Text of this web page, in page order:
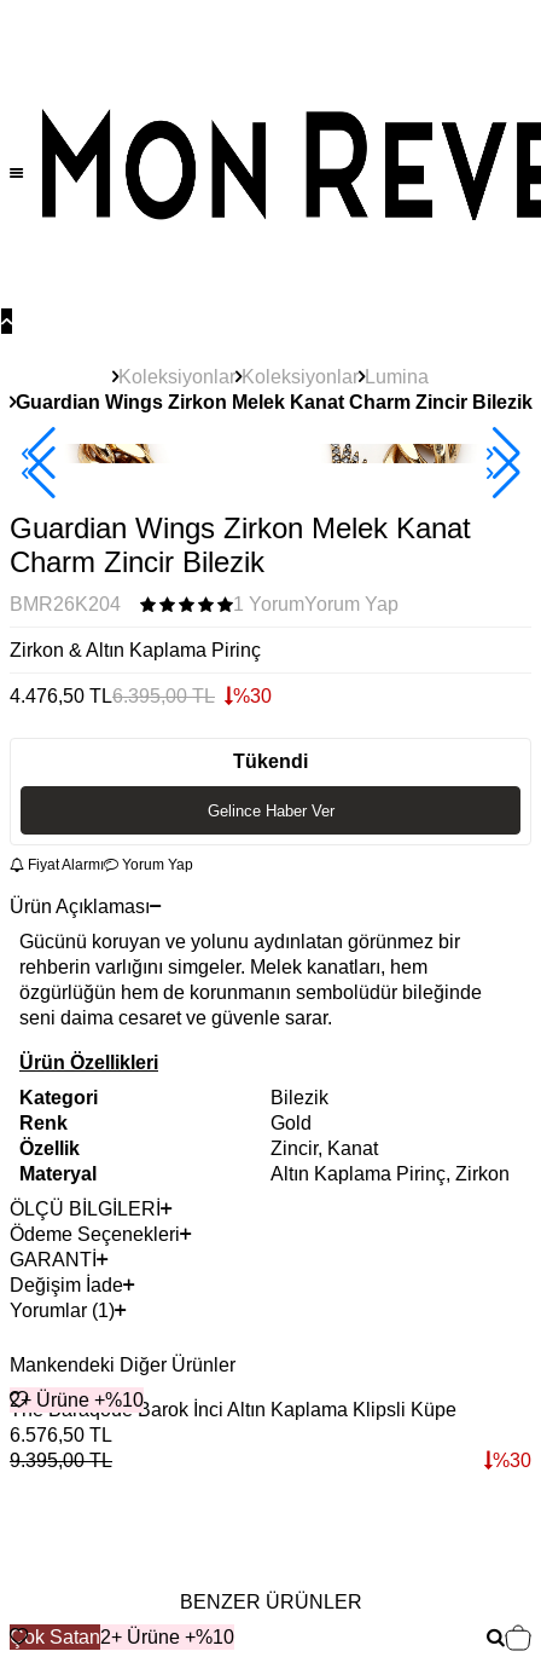
Koleksiyonlar Koleksiyonlar Lumina
Guardian Wings Zirkon Melek Kanat Charm Zincir Bilezik
2+ Ürüne +%10
Guardian Wings Zirkon Melek Kanat
Charm Zincir Bilezik
BMR26K204 1 YorumYorum Yap
Zirkon & Altın Kaplama Pirinç
4.476,50 TL6.395,00TL %30
Tükendi
Gelince Haber Ver
Fiyat Alarmı Yorum Yap
Ürün Açıklaması
Gücünü koruyan ve yolunu aydınlatan görünmez bir
rehberin varlığını simgeler. Melek kanatları, hem
özgürlüğün hem de korunmanın sembolüdür bileğinde
seni daima cesaret ve güvenle sarar.
Ürün Özellikleri
Kategori
Bilezik
Renk
Gold
Özellik
Zincir, Kanat
Materyal
Altın Kaplama Pirinç, Zirkon
ÖLÇÜ BİLGİLERİ
Ödeme Seçenekleri
GARANTİ
Değişim İade
Yorumlar (1)
Mankendeki Diğer Ürünler
2+ Ürüne +%10
The Baraqoue Barok İnci Altın Kaplama Klipsli Küpe
6.576,50 TL
9.395,00TL %30
BENZER ÜRÜNLER
Çok Satan2+ Ürüne +%10